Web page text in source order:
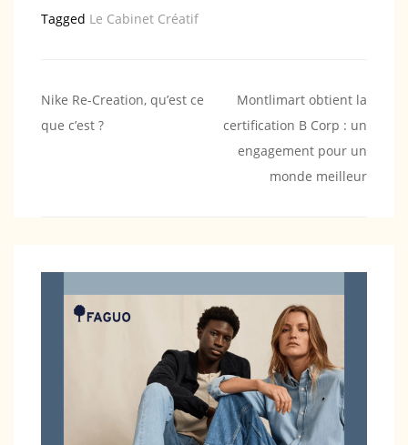
Tagged Le Cabinet Créatif
Navigation
de
Nike Re-Creation, qu’est ce
que c’est ?
Montlimart obtient la
certification B Corp : un
engagement pour un
monde meilleur